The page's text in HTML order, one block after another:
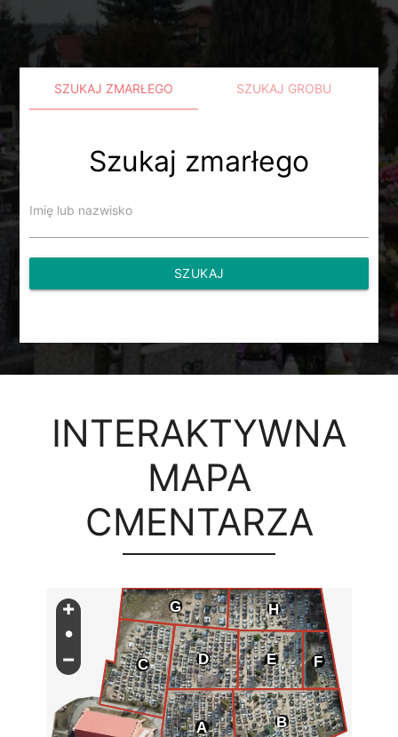
SZUKAJ ZMARŁEGO SZUKAJ GROBU
Szukaj zmarłego
Imię lub nazwisko
SZUKAJ
INTERAKTYWNA
MAPA
CMENTARZA
A B
C D E F
G H
•
+
−